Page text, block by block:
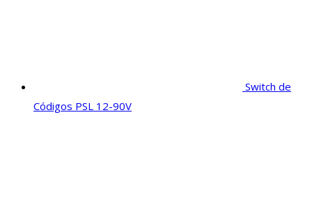
Switch de
Códigos PSL 12-90V